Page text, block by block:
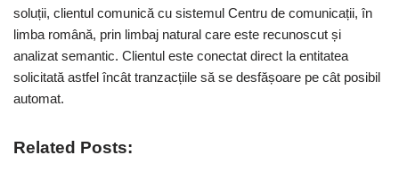
soluții, clientul comunică cu sistemul Centru de comunicații, în
limba română, prin limbaj natural care este recunoscut și
analizat semantic. Clientul este conectat direct la entitatea
solicitată astfel încât tranzacțiile să se desfășoare pe cât posibil
automat.
Related Posts: